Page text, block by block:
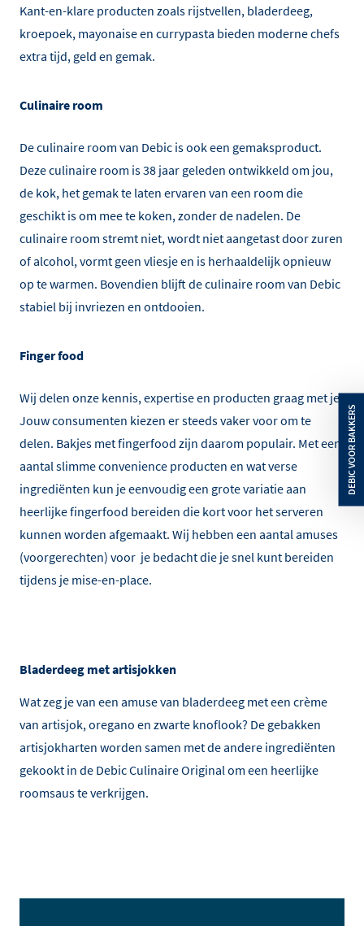
Kant-en-klare producten zoals rijstvellen, bladerdeeg,
kroepoek, mayonaise en currypasta bieden moderne chefs
extra tijd, geld en gemak.
Culinaire room
De culinaire room van Debic is ook een gemaksproduct.
Deze culinaire room is 38 jaar geleden ontwikkeld om jou,
de kok, het gemak te laten ervaren van een room die
geschikt is om mee te koken, zonder de nadelen. De
culinaire room stremt niet, wordt niet aangetast door zuren
of alcohol, vormt geen vliesje en is herhaaldelijk opnieuw
op te warmen. Bovendien blijft de culinaire room van Debic
stabiel bij invriezen en ontdooien.
Finger food
Wij delen onze kennis, expertise en producten graag met je.
Jouw consumenten kiezen er steeds vaker voor om te
delen. Bakjes met fingerfood zijn daarom populair. Met een
aantal slimme convenience producten en wat verse
ingrediënten kun je eenvoudig een grote variatie aan
heerlijke fingerfood bereiden die kort voor het serveren
kunnen worden afgemaakt. Wij hebben een aantal amuses
(voorgerechten) voor je bedacht die je snel kunt bereiden
tijdens je mise-en-place.
Bladerdeeg met artisjokken
Wat zeg je van een amuse van bladerdeeg met een crème
van artisjok, oregano en zwarte knoflook? De gebakken
artisjokharten worden samen met de andere ingrediënten
gekookt in de Debic Culinaire Original om een heerlijke
roomsaus te verkrijgen.